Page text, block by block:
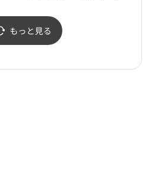
もっと見る